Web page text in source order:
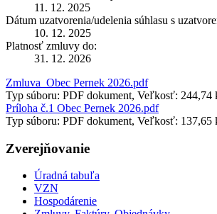
11. 12. 2025
Dátum uzatvorenia/udelenia súhlasu s
10. 12. 2025
Platnosť zmluvy do:
31. 12. 2026
Zmluva_Obec Pernek 2026.pdf
Typ súboru: PDF dokument, Veľkosť: 244,74
Príloha č.1 Obec Pernek 2026.pdf
Typ súboru: PDF dokument, Veľkosť: 137,65
Zverejňovanie
Úradná tabuľa
VZN
Hospodárenie